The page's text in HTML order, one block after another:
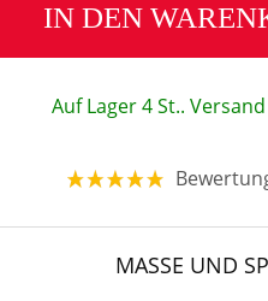
IN DEN
Auf Lager 4 St..
MASSE UND